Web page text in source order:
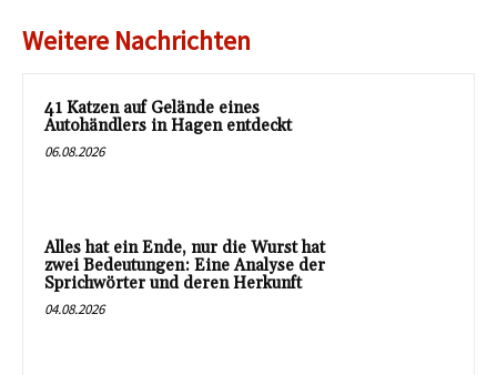
Weitere Nachrichten
41 Katzen auf Gelände eines
Autohändlers in Hagen entdeckt
06.08.2026
Alles hat ein Ende, nur die Wurst hat
zwei Bedeutungen: Eine Analyse der
Sprichwörter und deren Herkunft
04.08.2026